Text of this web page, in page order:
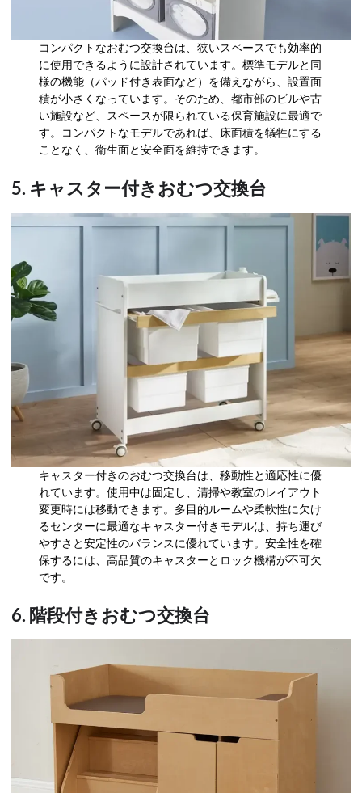
コンパクトなおむつ交換台は、狭いスペースでも効率的
に使用できるように設計されています。標準モデルと同
様の機能（パッド付き表面など）を備えながら、設置面
積が小さくなっています。そのため、都市部のビルや古
い施設など、スペースが限られている保育施設に最適で
す。コンパクトなモデルであれば、床面積を犠牲にする
ことなく、衛生面と安全面を維持できます。
5. キャスター付きおむつ交換台
キャスター付きのおむつ交換台は、移動性と適応性に優
れています。使用中は固定し、清掃や教室のレイアウト
変更時には移動できます。多目的ルームや柔軟性に欠け
るセンターに最適なキャスター付きモデルは、持ち運び
やすさと安定性のバランスに優れています。安全性を確
保するには、高品質のキャスターとロック機構が不可欠
です。
6. 階段付きおむつ交換台